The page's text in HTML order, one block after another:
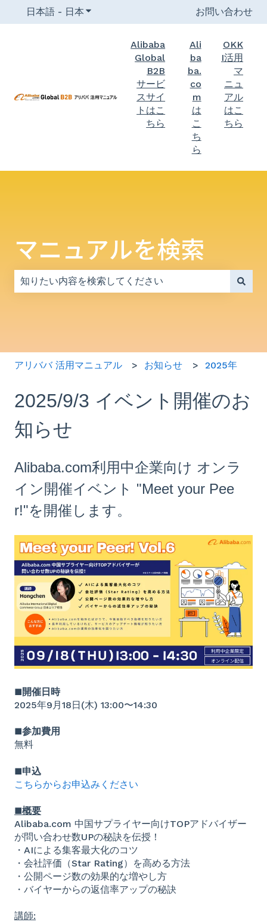
日本語 - 日本 翻訳のサブメニューを表示お問い合わせ
Alibaba
Global
B2B
サービ
スサイ
トはこ
ちら
Ali
ba
ba.
co
m
は
こ
ち
ら
OKK
I活用
マ
ニュ
アル
はこ
ちら
マニュアルを検索
アリババ 活用マニュアル お知らせ 2025年
2025/9/3 イベント開催のお
知らせ
Alibaba.com利用中企業向け オンラ
イン開催イベント "Meet your Pee
r!"を開催します。
■開催日時
2025年9月18日(木) 13:00〜14:30
■参加費用
無料
■申込
こちらからお申込みください
■概要
Alibaba.com 中国サプライヤー向けTOPアドバイザー
が問い合わせ数UPの秘訣を伝授！
・AIによる集客最大化のコツ
・会社評価（Star Rating）を高める方法
・公開ページ数の効果的な増やし方
・バイヤーからの返信率アップの秘訣
講師: